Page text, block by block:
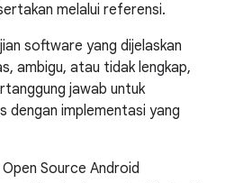
melalui referensi.
software yang dijelaskan
ambigu, atau tidak lengkap,
jawab untuk
dengan implementasi yang
Source Android